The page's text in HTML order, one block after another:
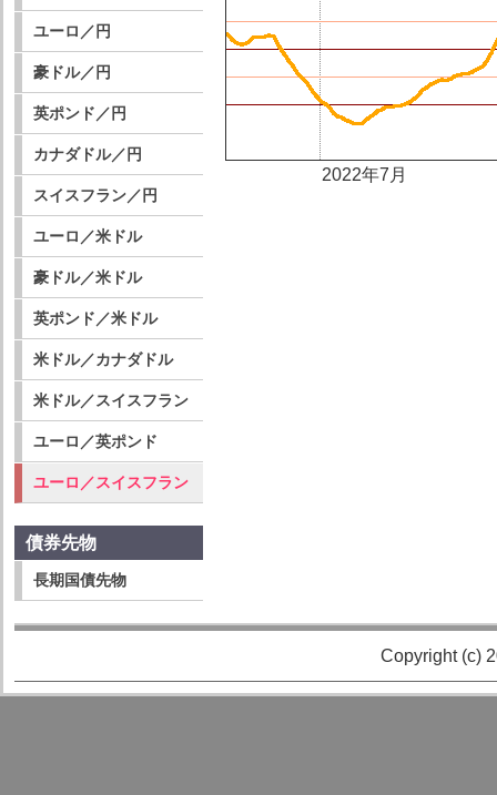
ユーロ／円
豪ドル／円
英ポンド／円
カナダドル／円
スイスフラン／円
ユーロ／米ドル
豪ドル／米ドル
英ポンド／米ドル
米ドル／カナダドル
米ドル／スイスフラン
ユーロ／英ポンド
ユーロ／スイスフラン
債券先物
長期国債先物
2022年7月
Copyright (c)